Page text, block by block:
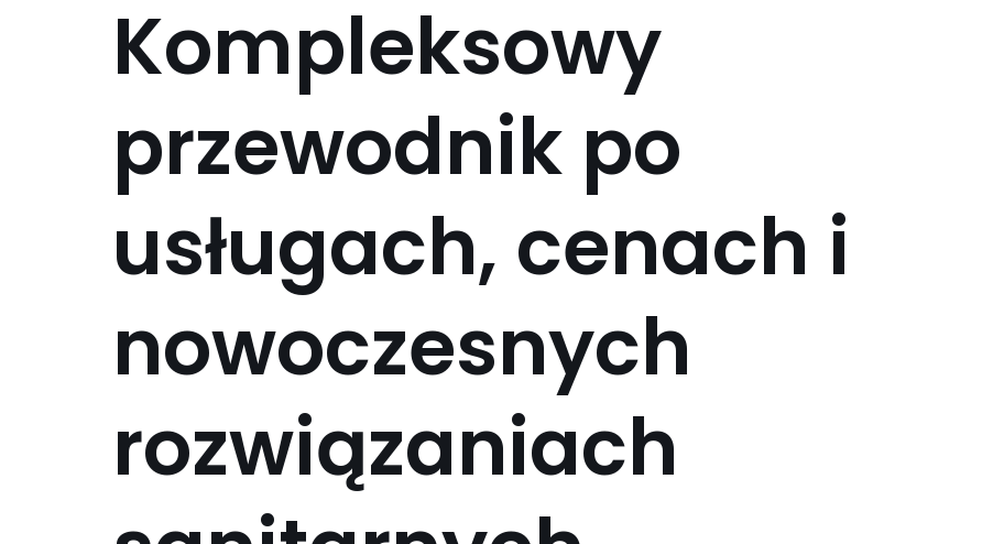
Kompleksowy
przewodnik po
usługach, cenach i
nowoczesnych
rozwiązaniach